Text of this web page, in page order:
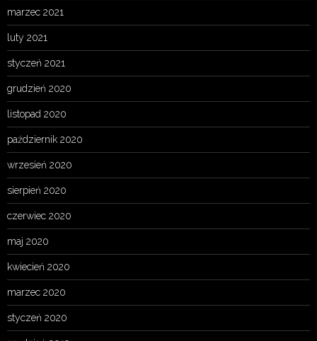
marzec 2021
luty 2021
styczeń 2021
grudzień 2020
listopad 2020
październik 2020
wrzesień 2020
sierpień 2020
czerwiec 2020
maj 2020
kwiecień 2020
marzec 2020
styczeń 2020